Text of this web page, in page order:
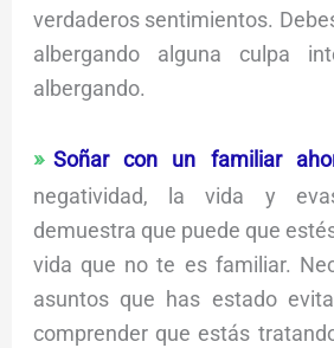
verdaderos sentimientos.
albergando alguna culpa
albergando.
Soñar con un familiar
negatividad, la vida y
demuestra que puede que
vida que no te es familiar.
asuntos que has estado
comprender que estás